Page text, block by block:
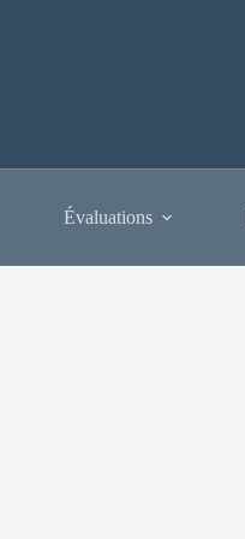
Évaluations